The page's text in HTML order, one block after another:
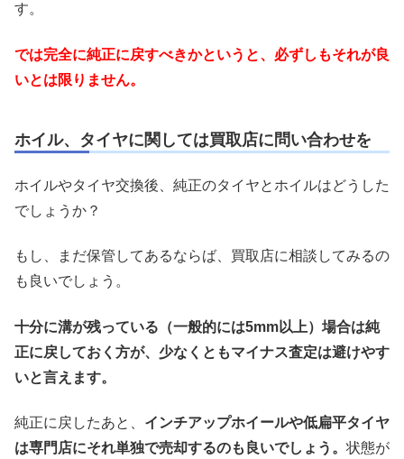
す。
では完全に純正に戻すべきかというと、必ずしもそれが良
いとは限りません。
ホイル、タイヤに関しては買取店に問い合わせを
ホイルやタイヤ交換後、純正のタイヤとホイルはどうした
でしょうか？
もし、まだ保管してあるならば、買取店に相談してみるの
も良いでしょう。
十分に溝が残っている（一般的には5mm以上）場合は純
正に戻しておく方が、少なくともマイナス査定は避けやす
いと言えます。
純正に戻したあと、 インチアップホイールや低扁平タイヤ
は専門店にそれ単独で売却するのも良いでしょう。 状態が